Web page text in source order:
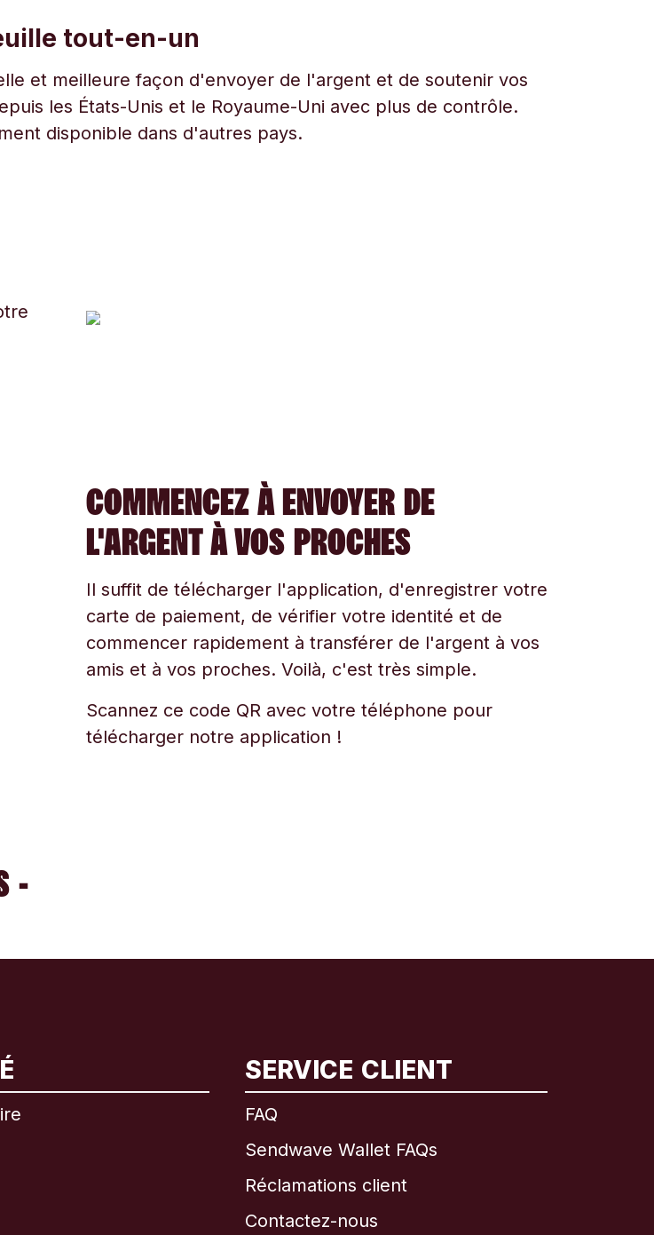
tout-en-un
et meilleure façon d'envoyer de l'argent et de soutenir vos
les États-Unis et le Royaume-Uni avec plus de contrôle.
disponible dans d'autres pays.
COMMENCEZ À ENVOYER DE
L'ARGENT À VOS PROCHES
Il suffit de télécharger l'application, d'enregistrer votre
carte de paiement, de vérifier votre identité et de
commencer rapidement à transférer de l'argent à vos
amis et à vos proches. Voilà, c'est très simple.
Scannez ce code QR avec votre téléphone pour
télécharger notre application !
-
SERVICE CLIENT
FAQ
Sendwave Wallet FAQs
Réclamations client
Contactez-nous